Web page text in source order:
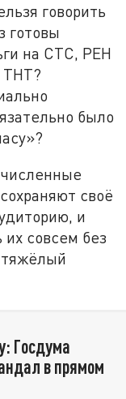
говорить
готовы
на СТС, РЕН
ТНТ?
было
своё
и
совсем без
тяжёлый
Госдума
в прямом